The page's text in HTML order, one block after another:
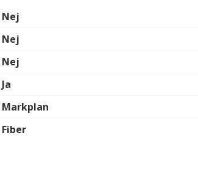
Nej
Nej
Nej
Ja
Markplan
Fiber